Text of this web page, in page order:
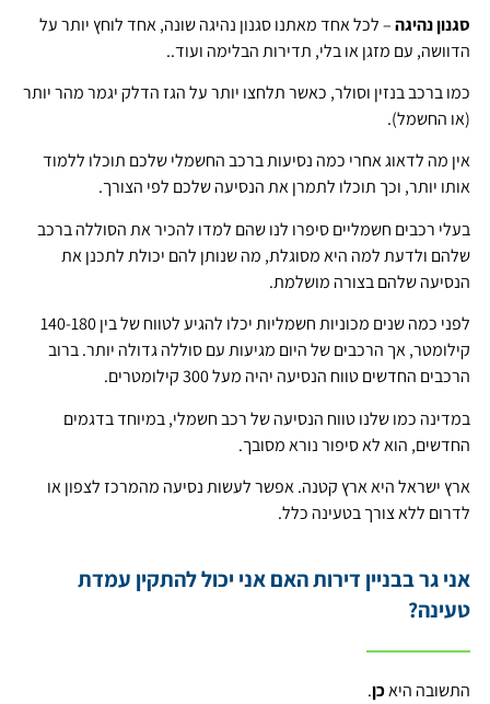
סגנון נהיגה– לכל אחד מאתנו סגנון נהיגה שונה, אחד לוחץ יותר על
הדוושה, עם מזגן או בלי, תדירות הבלימה ועוד..
כמו ברכב בנזין וסולר, כאשר תלחצו יותר על הגז הדלק יגמר מהר יותר
(או החשמל).
אין מה לדאוג אחרי כמה נסיעות ברכב החשמלי שלכם תוכלו ללמוד
אותו יותר, וכך תוכלו לתמרן את הנסיעה שלכם לפי הצורך.
בעלי רכבים חשמליים סיפרו לנו שהם למדו להכיר את הסוללה ברכב
שלהם ולדעת למה היא מסוגלת, מה שנותן להם יכולת לתכנן את
הנסיעה שלהם בצורה מושלמת.
לפני כמה שנים מכוניות חשמליות יכלו להגיע לטווח של בין 140-180
קילומטר, אך הרכבים של היום מגיעות עם סוללה גדולה יותר. ברוב
הרכבים החדשים טווח הנסיעה יהיה מעל 300 קילומטרים.
במדינה כמו שלנו טווח הנסיעה של רכב חשמלי, במיוחד בדגמים
החדשים, הוא לא סיפור נורא מסובך.
ארץ ישראל היא ארץ קטנה. אפשר לעשות נסיעה מהמרכז לצפון או
לדרום ללא צורך בטעינה כלל.
אני גר בבניין דירות האם אני יכול להתקין עמדת
טעינה?
התשובה היאכן.